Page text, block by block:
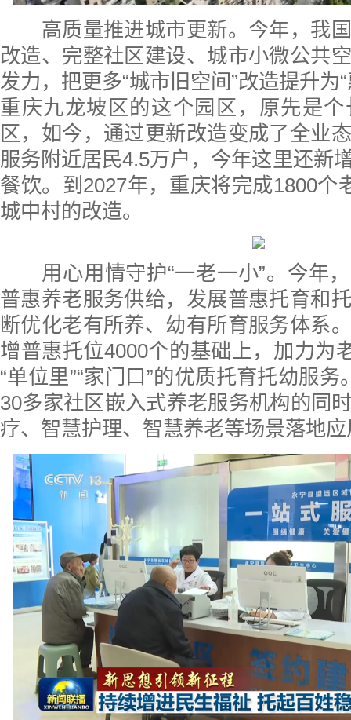
高质量推进城市更新。今年，我国
改造、完整社区建设、城市小微公共
发力，把更多“城市旧空间”改造提升为
重庆九龙坡区的这个园区，原先是
区，如今，通过更新改造变成了全业
服务附近居民4.5万户，今年这里还新
餐饮。到2027年，重庆将完成1800个
城中村的改造。
用心用情守护“一老一小”。今年，
普惠养老服务供给，发展普惠托育和
断优化老有所养、幼有所育服务体系
增普惠托位4000个的基础上，加力为
“单位里”“家门口”的优质托育托幼服
30多家社区嵌入式养老服务机构的同
疗、智慧护理、智慧养老等场景落地